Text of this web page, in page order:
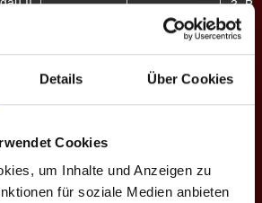
Details Über Cookies
Cookies
um Inhalte und Anzeigen zu
für soziale Medien anbieten
Flensburg
3.
B -
6 - 10
B -
11 - 5